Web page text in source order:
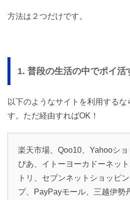
方法は２つだけです。
1. 普段の生活の中でポイ活
以下のようなサイトを利用するな
す。ただ経由すればOK！
楽天市場、Qoo10、Yahooシ
ぴあ、イトーヨーカドーネッ
トリ、セブンネットショッピ
プ、PayPayモール、三越伊勢